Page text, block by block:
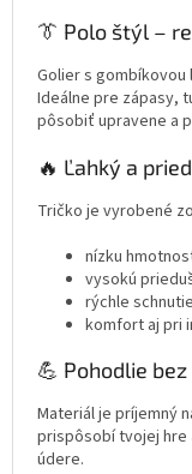
👔 Polo štýl –
Golier s
Ideálne pre zápasy,
pôsobiť upravene a
🔥 Ľahký a
Tričko je vyrobené zo
nízku
vysokú
rýchle schnutie
komfort aj pri
💪 Pohodlie
Materiál je príjemný
prispôsobí tvojej hre
údere.